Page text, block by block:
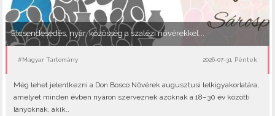
Elcsendesedés, nyár, közösség a szalézi nővérekkel...
#Magyar Tartomány 2026-07-31, Péntek
Még lehet jelentkezni a Don Bosco Nővérek augusztusi lelkigyakorlatára,
amelyet minden évben nyáron szerveznek azoknak a 18–30 év közötti
lányoknak, akik..